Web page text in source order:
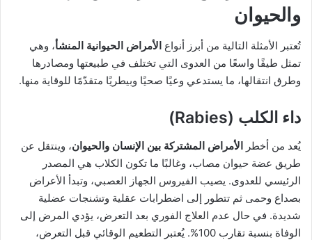
والحيوان
تُعتبر الأمثلة التالية من أبرز أنواع الأمراض الحيوانية المنشأ، وهي
تمثل طيفًا واسعًا من العدوى التي تختلف في طبيعتها ومصادرها
وطرق انتقالها، ما يستدعي وعيًا صحيًا وبيطريًا متقدّمًا للوقاية منها.
داء الكلب (Rabies)
يُعد من أخطر الأمراض المشتركة بين الإنسان والحيوان، وينتقل عن
طريق عضة حيوان مصاب، وغالبًا ما تكون الكلاب هي المصدر
الرئيسي للعدوى. يصيب الفيروس الجهاز العصبي، وتبدأ الأعراض
بصداع وحمى ثم تتطور إلى اضطرابات عقلية وتشنجات عضلية
شديدة. في حال عدم العلاج الفوري بعد التعرض، يؤدي المرض إلى
الوفاة بنسبة تقارب 100%. يُعتبر التطعيم الوقائي قبل التعرض،